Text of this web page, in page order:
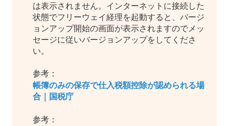
は表示されません。インターネットに接続した
状態でフリーウェイ経理を起動すると、バージ
ョンアップ開始の画面が表示されますのでメッ
セージに従いバージョンアップをしてくださ
い。
参考：
帳簿のみの保存で仕入税額控除が認められる場
合｜国税庁
参考：